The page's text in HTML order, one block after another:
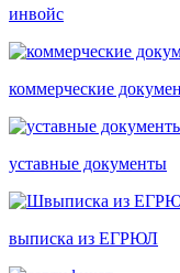
инвойс
коммерческие
уставные документы
выписка из ЕГРЮЛ